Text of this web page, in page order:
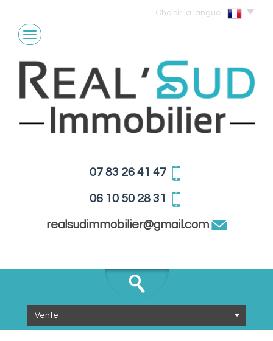
Choisir la langue
07 83 26 41 47
06 10 50 28 31
realsudimmobilier@gmail.com
Vente